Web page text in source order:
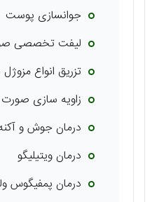
جوانسازی پوست
لیفت تخصصی
تزریق انواع مزوژل
زاویه سازی صورت
درمان جوش و
درمان ویتیلیگو
درمان پمفیگوس